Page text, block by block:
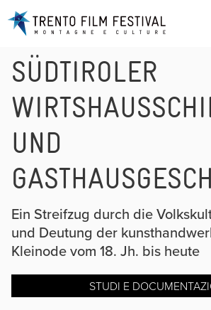
SÜDTIROLER
UND
Ein Streifzug durch die
und Deutung der
Kleinode vom 18. Jh. bis heute
STUDI E